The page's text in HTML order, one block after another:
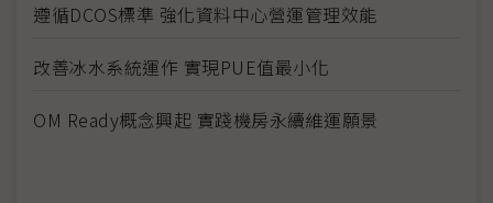
遵循DCOS標準 強化資料中心營運管理效能
改善冰水系統運作 實現PUE值最小化
OM Ready概念興起 實踐機房永續維運願景